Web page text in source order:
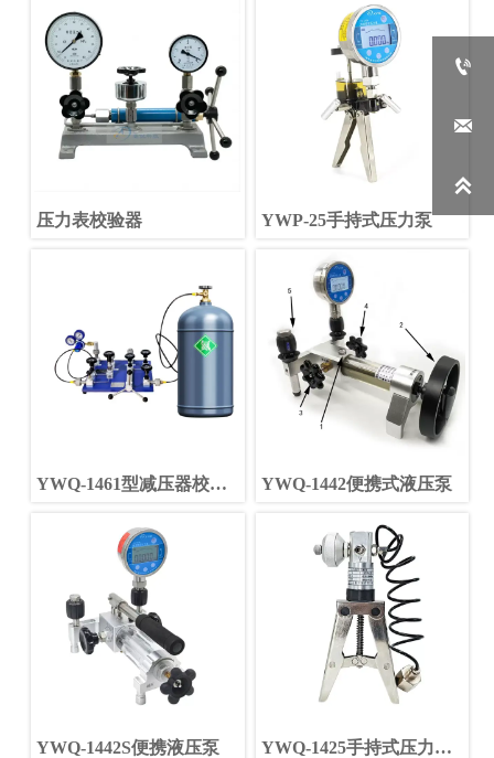
压力表校验器 YWP-25手持式压力泵
YWQ-1461型减压器校验
YWQ-1442便携式液压泵
YWQ-1442S便携液压泵
YWQ-1425手持式压力真


